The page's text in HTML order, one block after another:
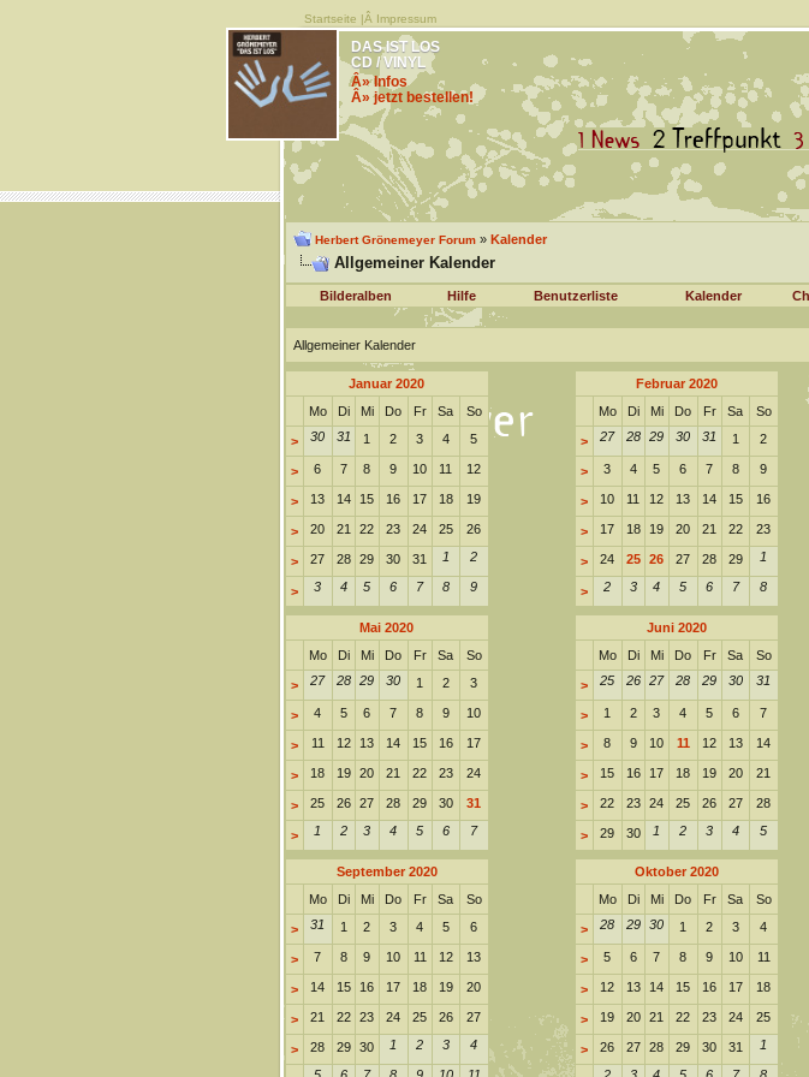
Startseite |Â Impressum
DAS IST LOS
CD / VINYL
Â» Infos
Â» jetzt bestellen!
Herbert Grönemeyer Forum» Kalender
Allgemeiner Kalender
Bilderalben Hilfe Benutzerliste Kalender
Allgemeiner Kalender
Januar 2020
Mo
Di Mi Do Fr Sa So
> 30 31 1 2 3 4 5
> 6 7 8 9 10 11 12
> 13 14 15 16 17 18 19
> 20 21 22 23 24 25 26
> 27 28 29 30 31 1 2
> 3 4 5 6 7 8 9
Februar 2020
Mo
Di Mi Do Fr Sa So
> 27 28 29 30 31 1 2
> 3 4 5 6 7 8 9
> 10 11 12 13 14 15 16
> 17 18 19 20 21 22 23
> 24 25 26 27 28 29 1
> 2 3 4 5 6 7 8
Mai 2020
Mo
Di Mi Do Fr Sa So
> 27 28 29 30 1 2 3
> 4 5 6 7 8 9 10
> 11 12 13 14 15 16 17
> 18 19 20 21 22 23 24
> 25 26 27 28 29 30 31
> 1 2 3 4 5 6 7
Juni 2020
Mo
Di Mi Do Fr Sa So
> 25 26 27 28 29 30 31
> 1 2 3 4 5 6 7
> 8 9 10 11 12 13 14
> 15 16 17 18 19 20 21
> 22 23 24 25 26 27 28
> 29 30 1 2 3 4 5
September 2020
Mo
Di Mi Do Fr Sa So
> 31 1 2 3 4 5 6
> 7 8 9 10 11 12 13
> 14 15 16 17 18 19 20
> 21 22 23 24 25 26 27
> 28 29 30 1 2 3 4
Oktober 2020
Mo
Di Mi Do Fr Sa So
> 28 29 30 1 2 3 4
> 5 6 7 8 9 10 11
> 12 13 14 15 16 17 18
> 19 20 21 22 23 24 25
> 26 27 28 29 30 31 1